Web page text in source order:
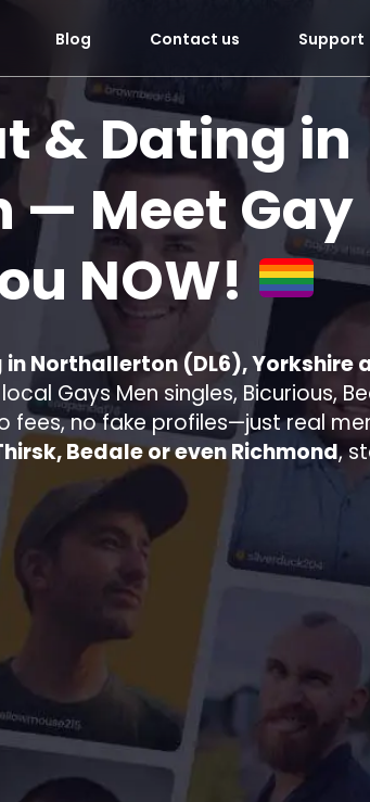
Blog Contact us Support
& Dating in
— Meet Gay
NOW!
Northallerton (DL6), Yorkshire
Gays Men singles, Bicurious,
fees, no fake profiles—just real
Bedale or even Richmond,